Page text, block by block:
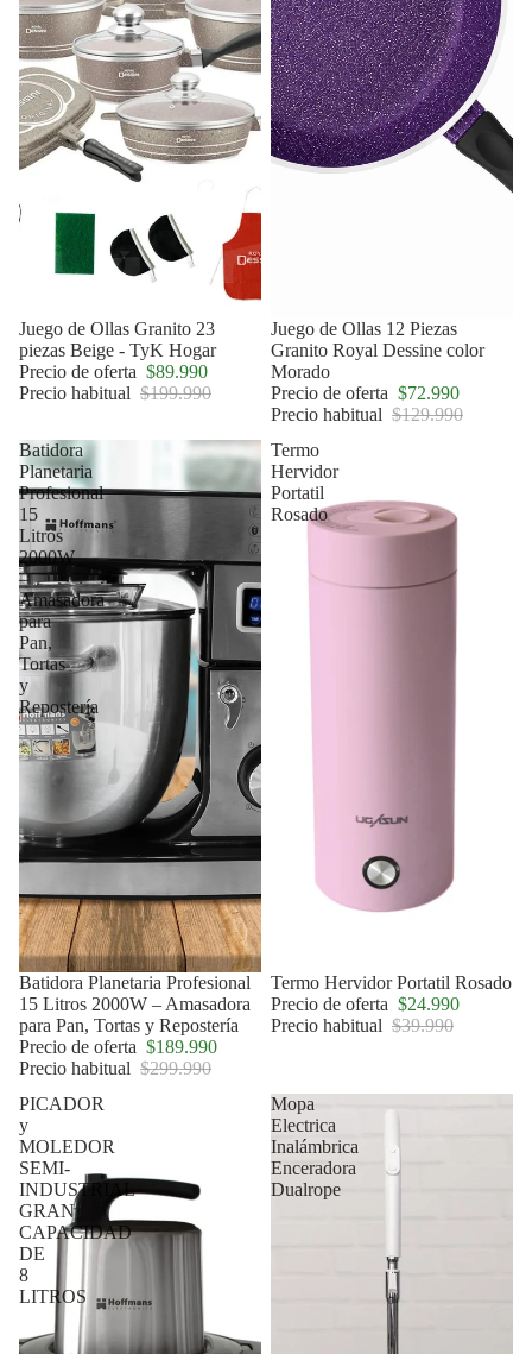
Oferta
Juego de Ollas Granito 23
piezas Beige - TyK Hogar
Precio de oferta $89.990
Precio habitual $199.990
Oferta
Juego de Ollas 12 Piezas
Granito Royal Dessine color
Morado
Precio de oferta $72.990
Precio habitual $129.990
Batidora
Planetaria
Profesional
15
Litros
2000W
–
Amasadora
para
Pan,
Tortas
y
Repostería
Agotado
Batidora Planetaria Profesional
15 Litros 2000W – Amasadora
para Pan, Tortas y Repostería
Precio de oferta $189.990
Precio habitual $299.990
Termo
Hervidor
Portatil
Rosado
Oferta
Termo Hervidor Portatil Rosado
Precio de oferta $24.990
Precio habitual $39.990
PICADOR
y
MOLEDOR
SEMI-
INDUSTRIAL
GRAN
CAPACIDAD
DE
8
LITROS
Mopa
Electrica
Inalámbrica
Enceradora
Dualrope